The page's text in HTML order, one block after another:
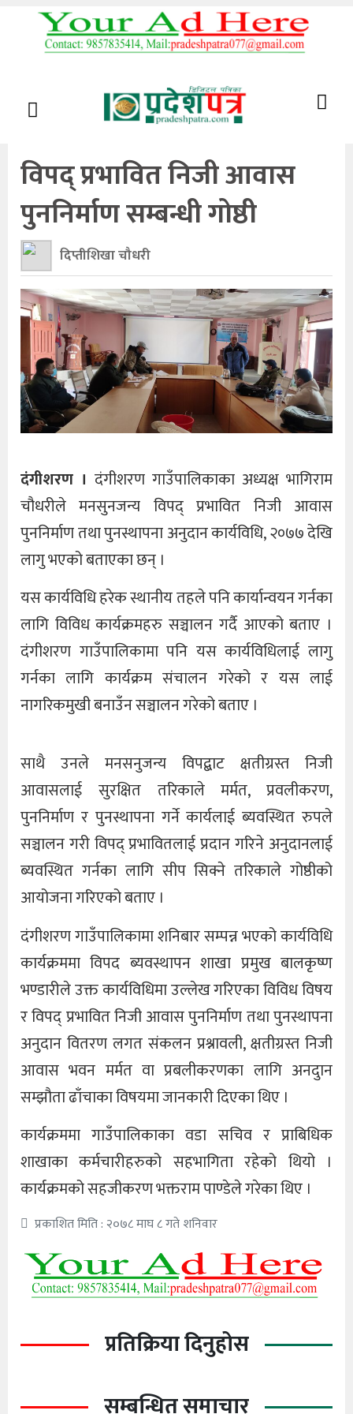
विपद् प्रभावित निजी आवास
पुननिर्माण सम्बन्धी गोष्ठी
दिप्तीशिखा चौधरी
दंगीशरण । दंगीशरण गाउँपालिकाका अध्यक्ष भागिराम
चौधरीले मनसुनजन्य विपद् प्रभावित निजी आवास
पुननिर्माण तथा पुनस्थापना अनुदान कार्यविधि, २०७७ देखि
लागु भएको बताएका छन् ।
यस कार्यविधि हरेक स्थानीय तहले पनि कार्यान्वयन गर्नका
लागि विविध कार्यक्रमहरु सञ्चालन गर्दै आएको बताए ।
दंगीशरण गाउँपालिकामा पनि यस कार्यविधिलाई लागु
गर्नका लागि कार्यक्रम संचालन गरेको र यस लाई
नागरिकमुखी बनाउँन सञ्चालन गरेको बताए ।
साथै उनले मनसनुजन्य विपद्बाट क्षतीग्रस्त निजी
आवासलाई सुरक्षित तरिकाले मर्मत, प्रवलीकरण,
पुननिर्माण र पुनस्थापना गर्ने कार्यलाई ब्यवस्थित रुपले
सञ्चालन गरी विपद् प्रभावितलाई प्रदान गरिने अनुदानलाई
ब्यवस्थित गर्नका लागि सीप सिक्ने तरिकाले गोष्ठीको
आयोजना गरिएको बताए ।
दंगीशरण गाउँपालिकामा शनिबार सम्पन्न भएको कार्यविधि
कार्यक्रममा विपद ब्यवस्थापन शाखा प्रमुख बालकृष्ण
भण्डारीले उक्त कार्यविधिमा उल्लेख गरिएका विविध विषय
र विपद् प्रभावित निजी आवास पुननिर्माण तथा पुनस्थापना
अनुदान वितरण लगत संकलन प्रश्नावली, क्षतीग्रस्त निजी
आवास भवन मर्मत वा प्रबलीकरणका लागि अनदुान
सम्झौता ढाँचाका विषयमा जानकारी दिएका थिए ।
कार्यक्रममा गाउँपालिकाका वडा सचिव र प्राबिधिक
शाखाका कर्मचारीहरुको सहभागिता रहेको थियो ।
कार्यक्रमको सहजीकरण भक्तराम पाण्डेले गरेका थिए ।
प्रकाशित मिति : २०७८ माघ ८ गते शनिवार
प्रतिक्रिया दिनुहोस